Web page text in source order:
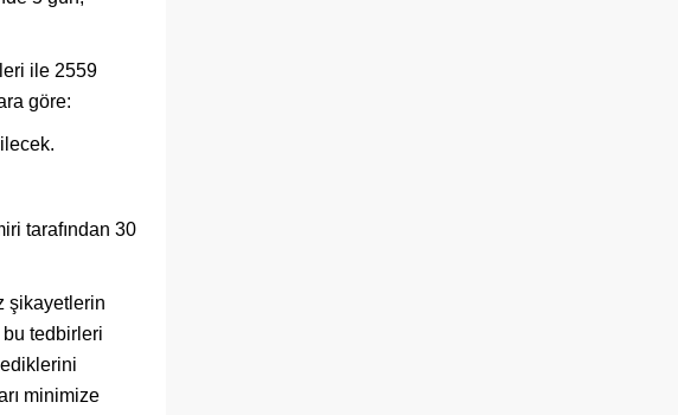
ile 2559
göre:
tarafından 30
şikayetlerin
bu tedbirleri
minimize